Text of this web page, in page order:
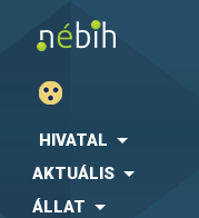
HIVATAL
AKTUÁLIS
ÁLLAT